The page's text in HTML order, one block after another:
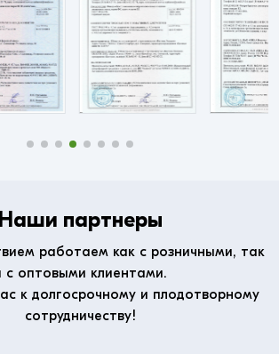
Наши партнеры
работаем как с розничными, так
с оптовыми клиентами.
к долгосрочному и плодотворному
сотрудничеству!